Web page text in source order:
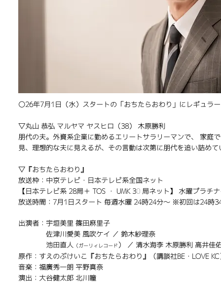
〇26年7月1日（水）スタートの「おちたらおわり」にレギュラ
▽丸⼭ 恭弘 マルヤマ ヤスヒロ（38） 木原勝利
朋代の夫。外資系企業に勤めるエリートサラリーマンで、 家庭
見、理想的な夫に見えるが、その言動は次第に朋代を追い詰めて
▽ 『おちたらおわり』
放送枠：中京テレビ・日本テレビ系全国ネット
【日本テレビ系 28局＋ TOS ・ UMK 30 局ネット】 水曜プラチ
放送時間：7月1日スタート 毎週水曜 24時24分～ ※初回は24時
出演者：宇垣美里 篠田麻里子
佐津川愛美 風吹ケイ ／ 鈴木紗理奈
池田直人 （ガーリィレコード） ／ 清水海李 木原勝利 高井佳
原作：すえのぶけいこ『おちたらおわり』（講談社BE・LOVE
音楽：福廣秀一朗 平野真奈
演出：大谷健太郎 北川瞳